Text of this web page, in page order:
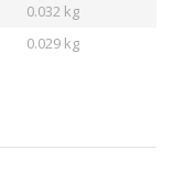
0.032 kg
0.029 kg